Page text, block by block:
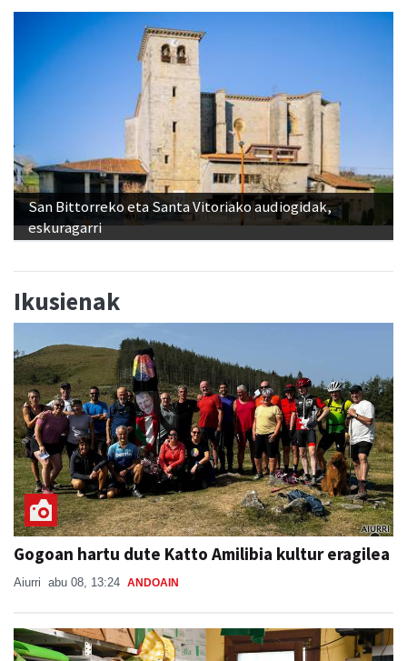
San Bittorreko eta Santa Vitoriako audiogidak,
eskuragarri
Ikusienak
Gogoan hartu dute Katto Amilibia kultur eragilea
Aiurri abu 08, 13:24 ANDOAIN